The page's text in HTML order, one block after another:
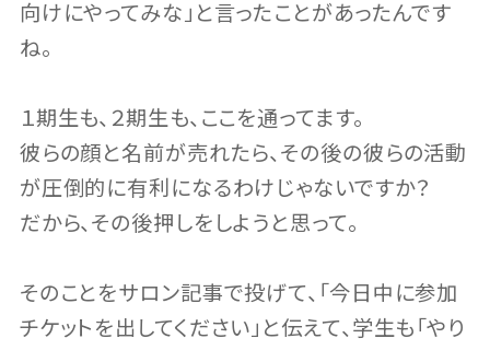
向けにやってみな」と言ったことがあったんです
ね。
１期生も、２期生も、ここを通ってます。
彼らの顔と名前が売れたら、その後の彼らの活動
が圧倒的に有利になるわけじゃないですか？
だから、その後押しをしようと思って。
そのことをサロン記事で投げて、「今日中に参加
チケットを出してください」と伝えて、学生も「やり